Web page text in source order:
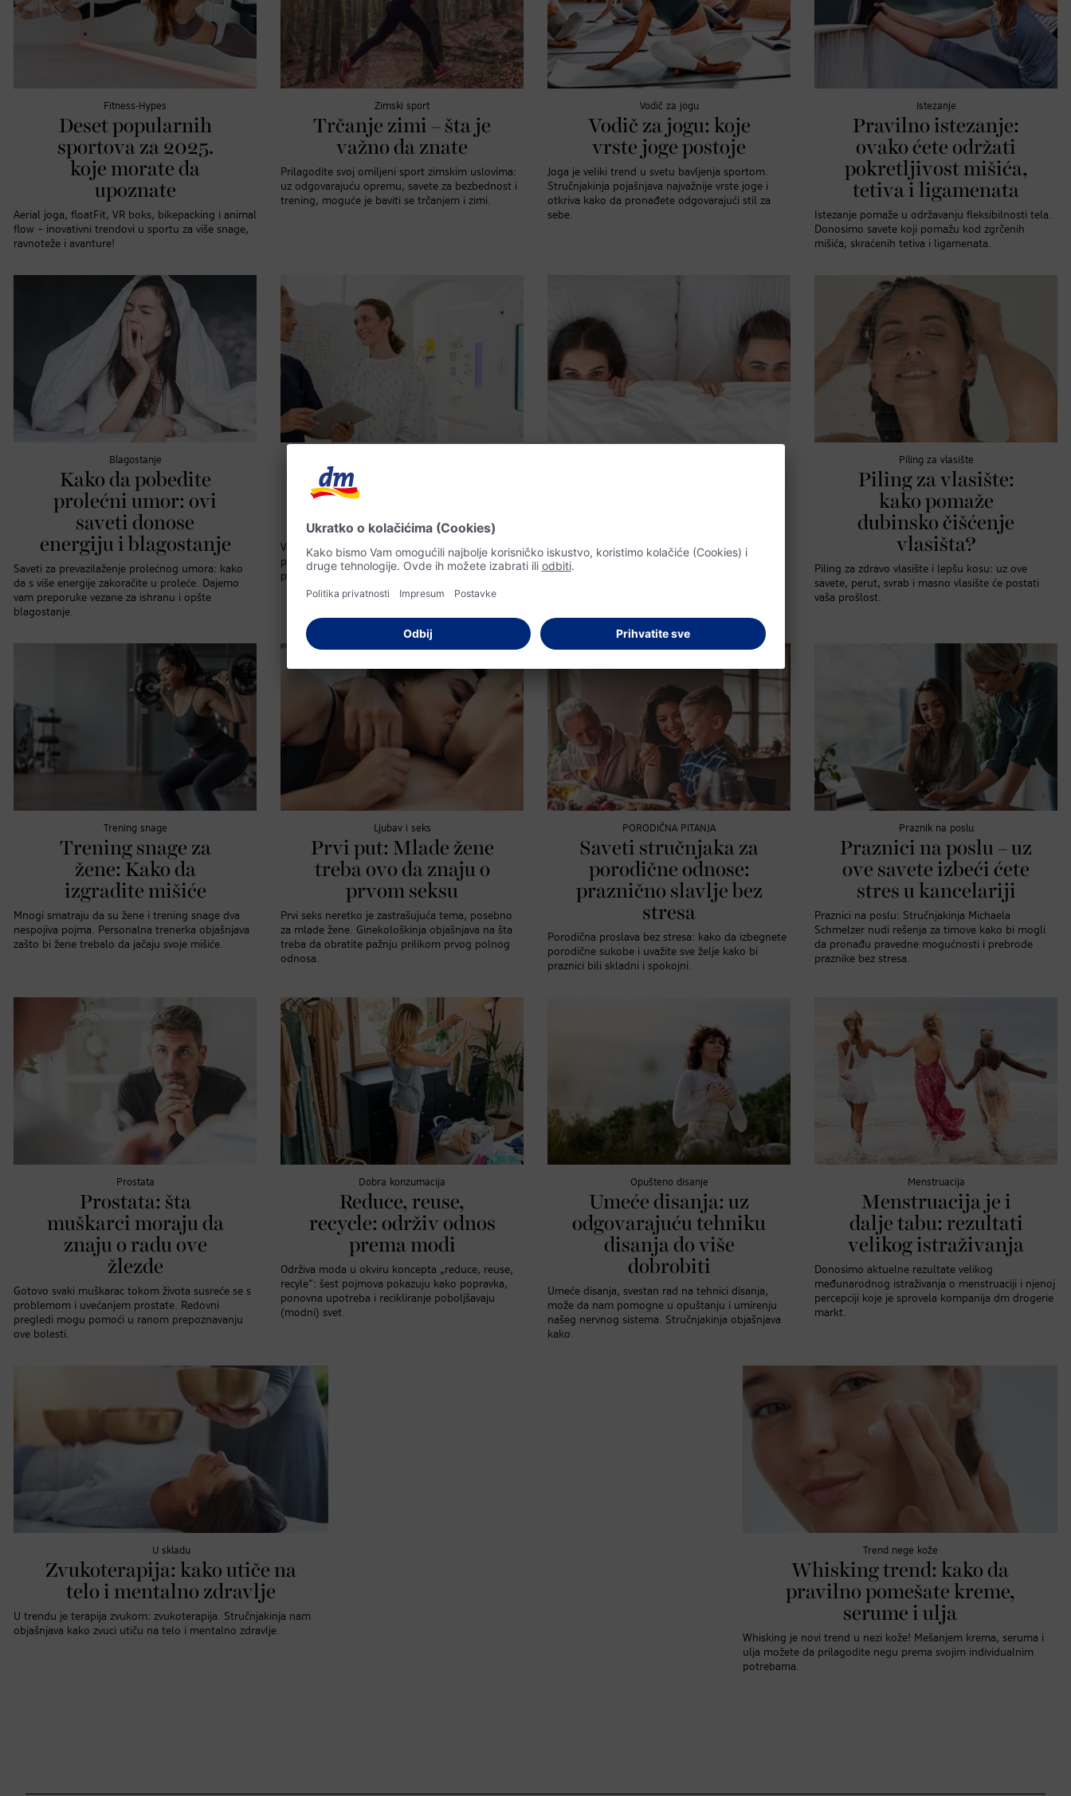
Fitness-Hypes
Deset popularnih
sportova za 2025.
koje morate da
upoznate
Aerial joga, floatFit, VR boks, bikepacking i animal
flow – inovativni trendovi u sportu za više snage,
ravnoteže i avanture!
Zimski sport
Trčanje zimi – šta je
važno da znate
Prilagodite svoj omiljeni sport zimskim uslovima:
uz odgovarajuću opremu, savete za bezbednost i
trening, moguće je baviti se trčanjem i zimi.
Vodič za jogu
Vodič za jogu: koje
vrste joge postoje
Joga je veliki trend u svetu bavljenja sportom.
Stručnjakinja pojašnjava najvažnije vrste joge i
otkriva kako da pronađete odgovarajući stil za
sebe.
Istezanje
Pravilno istezanje:
ovako ćete održati
pokretljivost mišića,
tetiva i ligamenata
Istezanje pomaže u održavanju fleksibilnosti tela.
Donosimo savete koji pomažu kod zgrčenih
mišića, skraćenih tetiva i ligamenata.
Blagostanje
Kako da pobedite
prolećni umor: ovi
saveti donose
energiju i blagostanje
Saveti za prevazilaženje prolećnog umora: kako
da s više energije zakoračite u proleće. Dajemo
vam preporuke vezane za ishranu i opšte
blagostanje.
Šta veštačka
inteligencija menja u
medicini?
Veštačka inteligencija u medicini donosi velike
promene. Objašnjavamo šta sve ona može da
postigne i kakav uticaj ima na zdravlje žena.
pitanja o seksu
Ginekološkinja odgovara na pitanja o seksu koja
Piling za vlasište
Piling za vlasište:
kako pomaže
dubinsko čišćenje
vlasišta?
Piling za zdravo vlasište i lepšu kosu: uz ove
savete, perut, svrab i masno vlasište će postati
vaša prošlost.
Trening snage
Trening snage za
žene: Kako da
izgradite mišiće
Mnogi smatraju da su žene i trening snage dva
nespojiva pojma. Personalna trenerka objašnjava
zašto bi žene trebalo da jačaju svoje mišiće.
Ljubav i seks
Prvi put: Mlade žene
treba ovo da znaju o
prvom seksu
Prvi seks neretko je zastrašujuća tema, posebno
za mlade žene. Ginekološkinja objašnjava na šta
treba da obratite pažnju prilikom prvog polnog
odnosa.
PORODIČNA PITANJA
Saveti stručnjaka za
porodične odnose:
praznično slavlje bez
stresa
Porodična proslava bez stresa: kako da izbegnete
porodične sukobe i uvažite sve želje kako bi
praznici bili skladni i spokojni.
Praznik na poslu
Praznici na poslu – uz
ove savete izbeći ćete
stres u kancelariji
Praznici na poslu: Stručnjakinja Michaela
Schmelzer nudi rešenja za timove kako bi mogli
da pronađu pravedne mogućnosti i prebrode
praznike bez stresa.
Prostata
Prostata: šta
muškarci moraju da
znaju o radu ove
žlezde
Gotovo svaki muškarac tokom života susreće se s
problemom i uvećanjem prostate. Redovni
pregledi mogu pomoći u ranom prepoznavanju
ove bolesti.
Dobra konzumacija
Reduce, reuse,
recycle: održiv odnos
prema modi
Održiva moda u okviru koncepta „reduce, reuse,
recyle“: šest pojmova pokazuju kako popravka,
ponovna upotreba i recikliranje poboljšavaju
(modni) svet.
Opušteno disanje
Umeće disanja: uz
odgovarajuću tehniku
disanja do više
dobrobiti
Umeće disanja, svestan rad na tehnici disanja,
može da nam pomogne u opuštanju i umirenju
našeg nervnog sistema. Stručnjakinja objašnjava
kako.
Menstruacija
Menstruacija je i
dalje tabu: rezultati
velikog istraživanja
Donosimo aktuelne rezultate velikog
međunarodnog istraživanja o menstruaciji i njenoj
percepciji koje je sprovela kompanija dm drogerie
markt.
U skladu
Zvukoterapija: kako utiče na
telo i mentalno zdravlje
U trendu je terapija zvukom: zvukoterapija. Stručnjakinja nam
objašnjava kako zvuci utiču na telo i mentalno zdravlje.
Trend nege kože
Whisking trend: kako da
pravilno pomešate kreme,
serume i ulja
Whisking je novi trend u nezi kože! Mešanjem krema, seruma i
ulja možete da prilagodite negu prema svojim individualnim
potrebama.